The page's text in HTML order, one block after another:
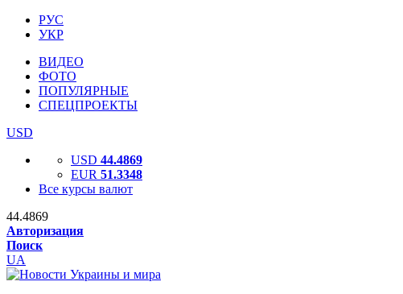
РУС
УКР
ВИДЕО
ФОТО
ПОПУЛЯРНЫЕ
СПЕЦПРОЕКТЫ
USD
USD 44.4869
EUR 51.3348
Все курсы валют
44.4869
Авторизация
Поиск
UA